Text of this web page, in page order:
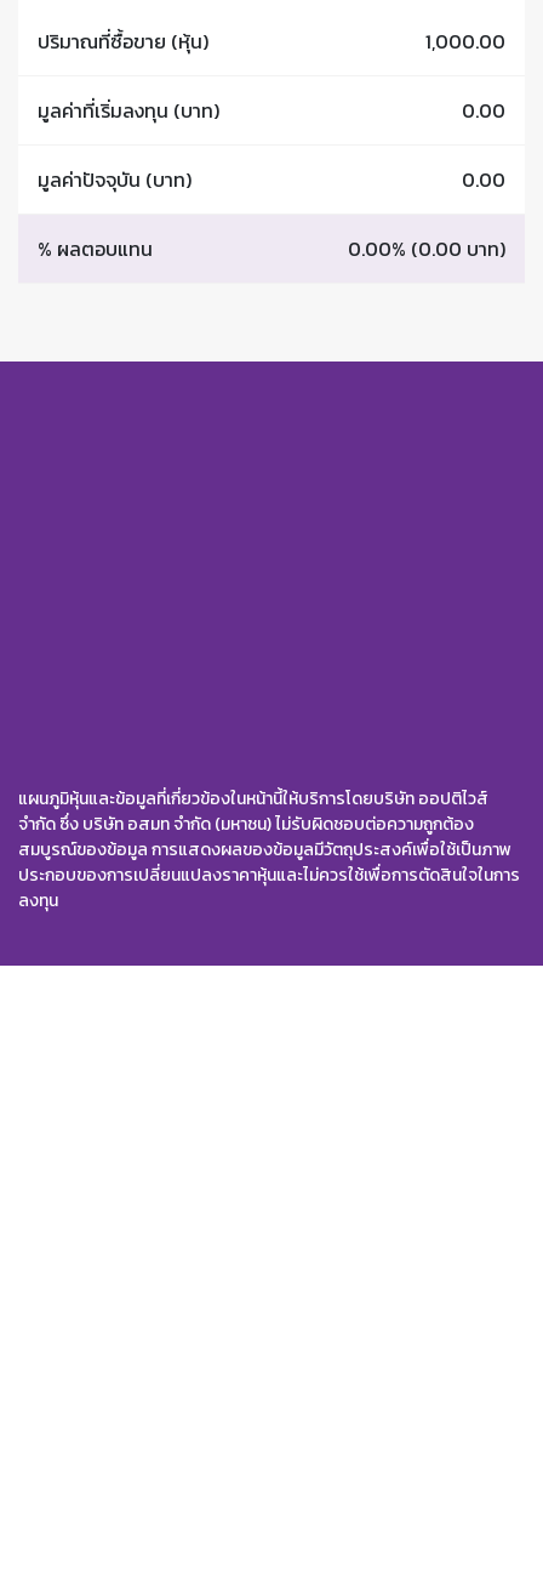
ปริมาณที่ซื้อขาย (หุ้น) 1,000.00
มูลค่าที่เริ่มลงทุน (บาท) 0.00
มูลค่าปัจจุบัน (บาท) 0.00
% ผลตอบแทน 0.00% (0.00 บาท)
แผนภูมิหุ้นและข้อมูลที่เกี่ยวข้องในหน้านี้ให้บริการโดยบริษัท ออปติไวส์
จำกัด ซึ่ง บริษัท อสมท จำกัด (มหาชน) ไม่รับผิดชอบต่อความถูกต้อง
สมบูรณ์ของข้อมูล การแสดงผลของข้อมูลมีวัตถุประสงค์เพื่อใช้เป็นภาพ
ประกอบของการเปลี่ยนแปลงราคาหุ้นและไม่ควรใช้เพื่อการตัดสินใจในการ
ลงทุน